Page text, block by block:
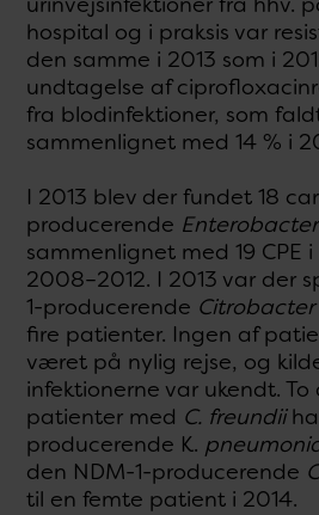
hospital og i praksis var
den samme i 2013 som i
undtagelse af
fra blodinfektioner, som
sammenlignet med 14 % i
I 2013 blev der fundet 18
producerende
sammenlignet med 19 CPE
2008–2012. I 2013 var der
1-producerende
fire patienter. Ingen af
været på nylig rejse, og
infektionerne var ukendt. To
patienter med C. freundii
producerende K.
den NDM-1-producerende
til en femte patient i 2014.